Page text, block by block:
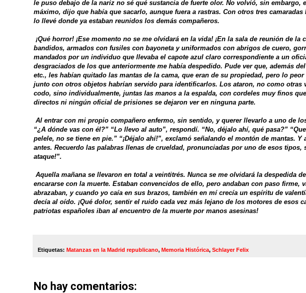
le puso debajo de la nariz no sé qué sustancia de fuerte olor. No volvió, sin embargo,
máximo, dijo que había que sacarlo, aunque fuera a rastras. Con otros tres
lo llevé donde ya estaban reunidos los demás compañeros.
¡Qué horror! ¡Ese momento no se me olvidará en la vida! ¡En la sala de reunión de
bandidos, armados con fusiles con bayoneta y uniformados con abrigos de cuero,
mandados por un individuo que llevaba el capote azul claro correspondiente a un
desgraciados de los que anteriormente me había despedido. Pude ver que, además
etc., les habían quitado las mantas de la cama, que eran de su propiedad, pero lo
junto con otros objetos habrían servido para identificarlos. Los ataron, no como otras
codo, sino individualmente, juntas las manos a la espalda, con cordeles muy finos
directos ni ningún oficial de prisiones se dejaron ver en ninguna parte.
Al entrar con mi propio compañero enfermo, sin sentido, y querer llevarlo a uno de
“¿A dónde vas con él?” “Lo llevo al auto”, respondí. “No, déjalo ahí, qué pasa?”
pelele, no se tiene en pie.” “¡Déjalo ahí!”, exclamó señalando el montón de mantas.
antes. Recuerdo las palabras llenas de crueldad, pronunciadas por uno de esos tipos,
ataque!”.
Aquella mañana se llevaron en total a veintitrés. Nunca se me olvidará la despedida
encararse con la muerte. Estaban convencidos de ello, pero andaban con paso firme,
abrazaban, y cuando yo caía en sus brazos, también en mí crecía un espíritu de
decía al oído. ¡Qué dolor, sentir el ruido cada vez más lejano de los motores de esos
patriotas españoles iban al encuentro de la muerte por manos asesinas!
Etiquetas: Matanzas en la Madrid republicano, Memoria Histórica, Schlayer Felix
No hay comentarios: